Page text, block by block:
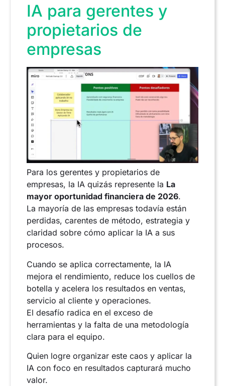
IA para gerentes y
propietarios de
empresas
Para los gerentes y propietarios de
empresas, la IA quizás represente la La
mayor oportunidad financiera de 2026.
La mayoría de las empresas todavía están
perdidas, carentes de método, estrategia y
claridad sobre cómo aplicar la IA a sus
procesos.
Cuando se aplica correctamente, la IA
mejora el rendimiento, reduce los cuellos de
botella y acelera los resultados en ventas,
servicio al cliente y operaciones.
El desafío radica en el exceso de
herramientas y la falta de una metodología
clara para el equipo.
Quien logre organizar este caos y aplicar la
IA con foco en resultados capturará mucho
valor.